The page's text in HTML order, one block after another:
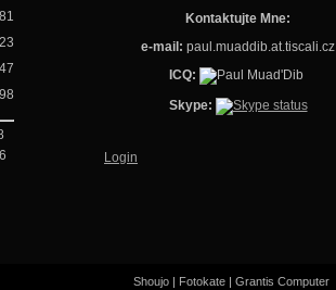
Kontaktujte Mne:
e-mail: paul.muaddib.at.tiscali.cz
ICQ:
Skype:
Login
Shoujo| Fotokate| Grantis Computer